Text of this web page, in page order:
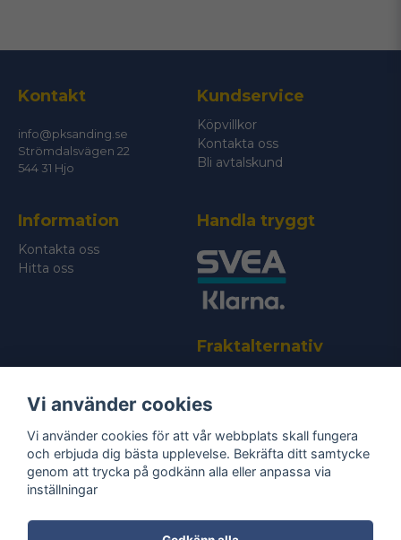
Kontakt
info@pksanding.se
Strömdalsvägen 22
544 31 Hjo
Kundservice
Köpvillkor
Kontakta oss
Bli avtalskund
Information
Kontakta oss
Hitta oss
Handla tryggt
Fraktalternativ
Bli medlem i vårt nyhetsbrev
Skicka
Vi använder cookies
Vi använder cookies för att vår webbplats skall fungera
och erbjuda dig bästa upplevelse. Bekräfta ditt samtycke
genom att trycka på godkänn alla eller anpassa via
inställningar